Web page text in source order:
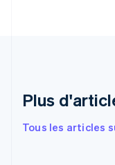
Plus
Tous les articles
Espagne
Estonie